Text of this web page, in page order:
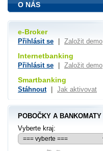
O NÁS
e-Broker
Přihlásit se Založit demo
Internetbanking
Přihlásit se Založit demo
Smartbanking
Stáhnout Jak aktivovat
POBOČKY A BANKOMATY
Vyberte kraj: